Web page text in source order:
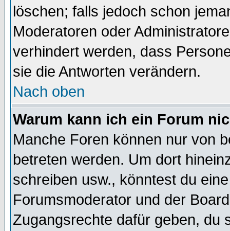
löschen; falls jedoch schon
Moderatoren oder
verhindert werden, dass
sie die Antworten verändern.
Nach oben
Warum kann ich ein Forum
Manche Foren können nur von
betreten werden. Um dort
schreiben usw., könntest du
Forumsmoderator und der
Zugangsrechte dafür geben, du